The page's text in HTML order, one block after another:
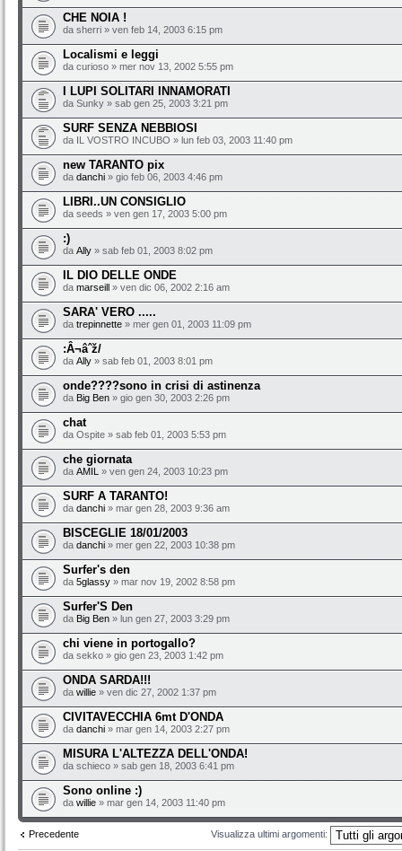
CHE NOIA !
da sherri » ven feb 14, 2003 6:15 pm
Localismi e leggi
da curioso » mer nov 13, 2002 5:55 pm
I LUPI SOLITARI INNAMORATI
da Sunky » sab gen 25, 2003 3:21 pm
SURF SENZA NEBBIOSI
da IL VOSTRO INCUBO » lun feb 03, 2003 11:40 pm
new TARANTO pix
da danchi » gio feb 06, 2003 4:46 pm
LIBRI..UN CONSIGLIO
da seeds » ven gen 17, 2003 5:00 pm
:)
da Ally » sab feb 01, 2003 8:02 pm
IL DIO DELLE ONDE
da marseill » ven dic 06, 2002 2:16 am
SARA' VERO .....
da trepinnette » mer gen 01, 2003 11:09 pm
:Â¬âˆž/
da Ally » sab feb 01, 2003 8:01 pm
onde????sono in crisi di astinenza
da Big Ben » gio gen 30, 2003 2:26 pm
chat
da Ospite » sab feb 01, 2003 5:53 pm
che giornata
da AMIL » ven gen 24, 2003 10:23 pm
SURF A TARANTO!
da danchi » mar gen 28, 2003 9:36 am
BISCEGLIE 18/01/2003
da danchi » mer gen 22, 2003 10:38 pm
Surfer's den
da 5glassy » mar nov 19, 2002 8:58 pm
Surfer'S Den
da Big Ben » lun gen 27, 2003 3:29 pm
chi viene in portogallo?
da sekko » gio gen 23, 2003 1:42 pm
ONDA SARDA!!!
da willie » ven dic 27, 2002 1:37 pm
CIVITAVECCHIA 6mt D'ONDA
da danchi » mar gen 14, 2003 2:27 pm
MISURA L'ALTEZZA DELL'ONDA!
da schieco » sab gen 18, 2003 6:41 pm
Sono online :)
da willie » mar gen 14, 2003 11:40 pm
Precedente Visualizza ultimi argomenti: